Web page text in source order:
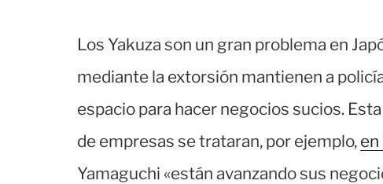
Los Yakuza son un gran problema en
mediante la extorsión mantienen a
espacio para hacer negocios sucios.
de empresas se trataran, por ejemplo, en
Yamaguchi «están avanzando sus